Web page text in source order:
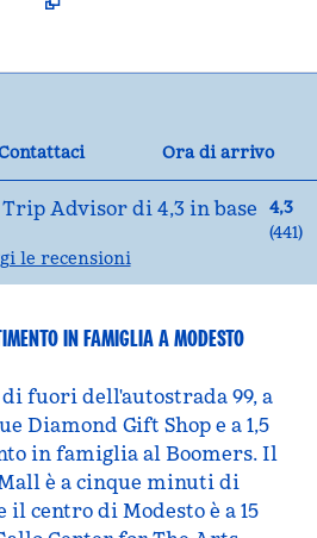
Ora di arrivo
4,3
(441)
le recensioni
IN FAMIGLIA A MODESTO
fuori dell'autostrada 99, a
Diamond Gift Shop e a 1,5
in famiglia al Boomers. Il
è a cinque minuti di
centro di Modesto è a 15